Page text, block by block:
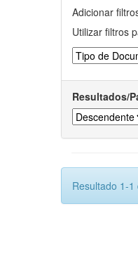
Adicionar
Utilizar filtros
Resultados/
Resultado 1-1